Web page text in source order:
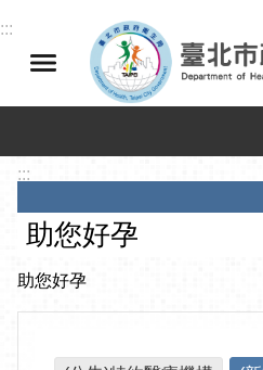
跳到主要內容區塊
:::
:::
助您好孕
助您好孕